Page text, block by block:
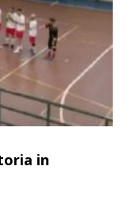
in